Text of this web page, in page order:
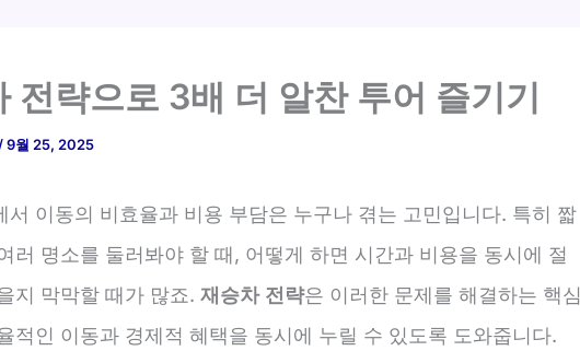
전략으로 3배 더 알찬 투어 즐기기
9월 25, 2025
서 이동의 비효율과 비용 부담은 누구나 겪는 고민입니다. 특히 짧
러 명소를 둘러봐야 할 때, 어떻게 하면 시간과 비용을 동시에 절
지 막막할 때가 많죠. 재승차 전략은 이러한 문제를 해결하는 핵심
적인 이동과 경제적 혜택을 동시에 누릴 수 있도록 도와줍니다.